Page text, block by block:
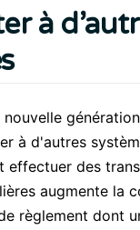
à
nouvelle génération
à d'autres
effectuer des
augmente la
règlement dont